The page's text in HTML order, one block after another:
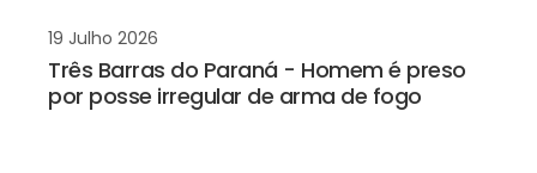
19 Julho 2026
Três Barras do Paraná - Homem é preso
por posse irregular de arma de fogo